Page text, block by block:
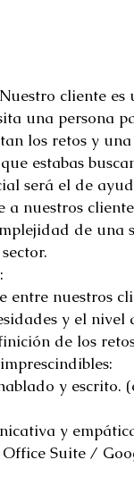
cliente
una persona
los retos y
estabas
será el de
a nuestros
de una
entre nuestros
y el nivel
de los
y
y
Suite /